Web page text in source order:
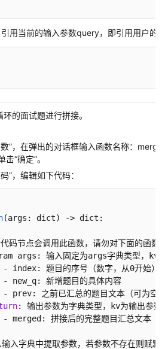
用当前的输入参数query，即引用用户的
的面试题进行拼接。
”，在弹出的对话框输入函数名称：
“确定”。
”，编辑如下代码：
(args: dict) -> dict:
码节点会调用此函数，请勿对下面的函数
args: 输入固定为args字典类型，kv
index: 题目的序号（数字，从0开始）
new_q: 新增题目的具体内容
prev: 之前已汇总的题目文本（可为空
: 输出参数为字典类型，kv为输出参数
merged: 拼接后的完整题目汇总文本
入字典中提取参数，若参数不存在则赋默